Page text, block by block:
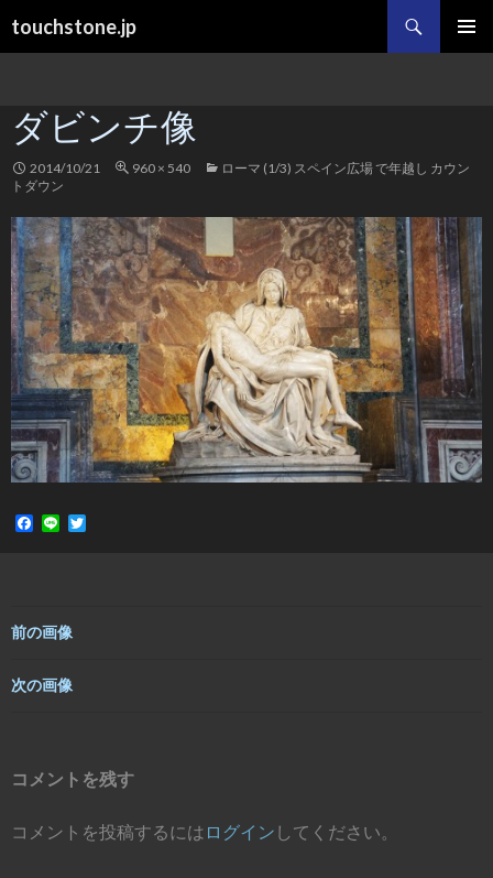
touchstone.jp
索
ン
ツ
へ
ス
ッ
プ
ダビンチ像
2014/10/21 960 × 540
ローマ (1/3) スペイン広場 で年越し カウン
トダウン
F
o
k
前の画像
次の画像
コメントを残す
コメントを投稿するには ログイン してください。